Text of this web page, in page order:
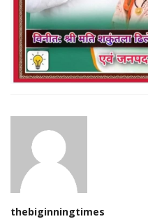
thebiginningtimes